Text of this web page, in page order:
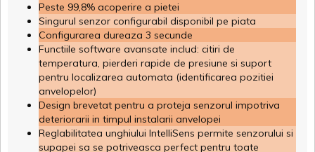
Peste 99,8% acoperire a pietei
Singurul senzor configurabil disponibil pe piata
Configurarea dureaza 3 secunde
Functiile software avansate includ: citiri de
temperatura, pierderi rapide de presiune si suport
pentru localizarea automata (identificarea pozitiei
anvelopelor)
Design brevetat pentru a proteja senzorul impotriva
deteriorarii in timpul instalarii anvelopei
Reglabilitatea unghiului IntelliSens permite senzorului si
supapei sa se potriveasca perfect pentru toate